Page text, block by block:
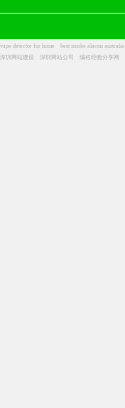
vape detector for home best smoke alarms australia
深圳网站建设
深圳网站公司 编程经验分享网